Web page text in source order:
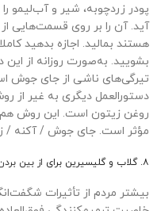
پودر زردچوبه، شیر و آب‌لیمو
آید. آن را بر روی قسمت‌هایی
هستند بمالید. اجازه بدهید
بشویید. به‌صورت روزانه از این
تیرگی‌های ناشی از جای جوش
دستورالعمل دیگری به غیر از
روغن زیتون است. این روش‌ هم
مؤثر است. جای جوش / آکنه /
۸. گلاب و گلیسیرین برای از بین
بیشتر مردم از تأثیرات